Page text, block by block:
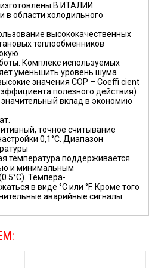
В ИТАЛИИ
в области холодильного
высококачественных
теплообменников
Комплекс используемых
уменьшить уровень шума
значения СОР – Coeffi cient
полезного действия)
вклад в экономию
точное считывание
0,1°С. Диапазон
температура поддерживается
и минимальным
Темпера-
в виде °С или °F. Кроме того
аварийные сигналы.